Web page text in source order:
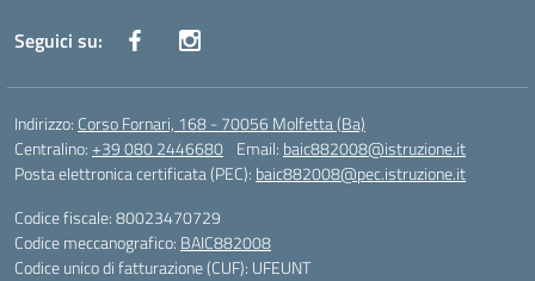
Seguici su:
Indirizzo: Corso Fornari, 168 - 70056 Molfetta (Ba)
Centralino:+39 080 2446680 Email: baic882008@istruzione.it
Posta elettronica certificata (PEC): baic882008@pec.istruzione.it
Codice fiscale: 80023470729
Codice meccanografico: BAIC882008
Codice unico di fatturazione (CUF): UFEUNT